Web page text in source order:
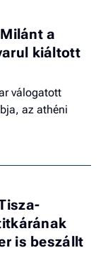
a
kiáltott
válogatott
az athéni
is beszállt